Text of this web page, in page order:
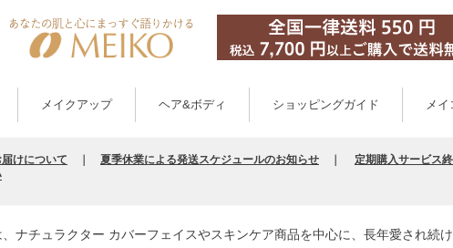
メイクアップ ヘア&ボディ ショッピングガイド メイ
けについて 夏季休業による発送スケジュールのお知らせ 定期購入サービス
ナチュラクター カバーフェイスやスキンケア商品を中心に、長年愛され続